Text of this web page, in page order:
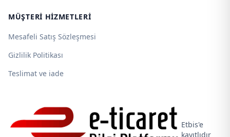
MÜŞTERI HIZMETLERI
Mesafeli Satış Sözleşmesi
Gizlilik Politikası
Teslimat ve iade
Etbis'e
kayıtlıdır